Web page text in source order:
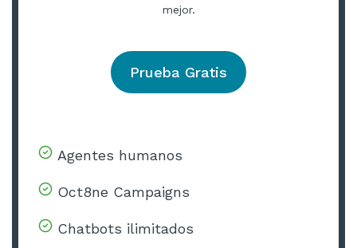
mejor.
Prueba Gratis
Agentes humanos
Oct8ne Campaigns
Chatbots ilimitados